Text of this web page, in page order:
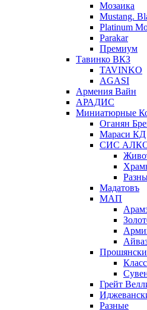
Мозаика
Mustang.
Platinum
Parakar
Премиум
Тавинко ВКЗ
TAVINKO
AGASI
Армения Вайн
АРАДИС
Миниатюрные
Оганян
Мараси КД
СИС
Мадатовъ
МАП
Грейт
Разные